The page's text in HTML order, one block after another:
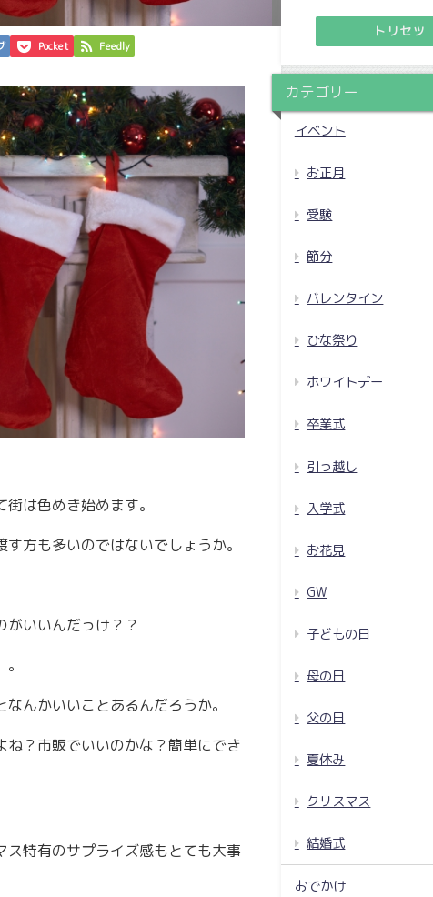
Pocket Feedly
は色めき始めます。
方も多いのではないでしょうか。
がいいんだっけ？？
んかいいことあるんだろうか。
？市販でいいのかな？簡単にでき
特有のサプライズ感もとても大事
トリセツ
カテゴリー
イベント
お正月
受験
節分
バレンタイン
ひな祭り
ホワイトデー
卒業式
引っ越し
入学式
お花見
GW
子どもの日
母の日
父の日
夏休み
クリスマス
結婚式
おでかけ